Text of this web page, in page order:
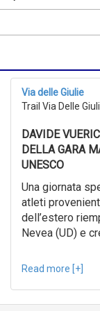
to
from
999KM
Advanced
search
Reset
from
09/07/2026
Advanced
search
Sport
Via delle Giulie
Trail Via Delle
DAVIDE
DELLA GARA
UNESCO
Una giornata
atleti
dell’estero
Nevea (UD) e
Read more [+]